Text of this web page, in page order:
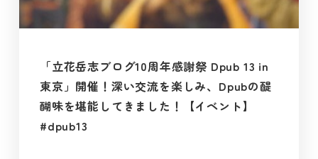
「立花岳志ブログ10周年感謝祭 Dpub 13 in
東京」開催！深い交流を楽しみ、Dpubの醍
醐味を堪能してきました！【イベント】
#dpub13